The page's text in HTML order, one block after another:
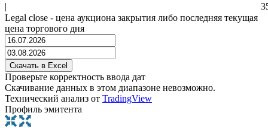
|
Legal close - цена аукциона закрытия либо последняя текущая
цена торгового дня
Проверьте корректность ввода дат
Скачивание данных в этом диапазоне невозможно.
Технический анализ от TradingView
Профиль эмитента